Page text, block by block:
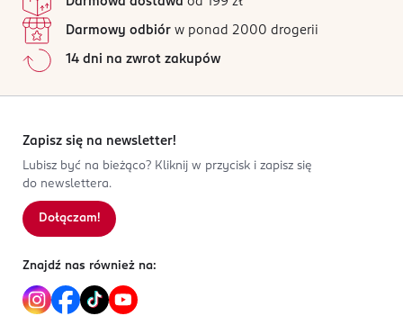
5 907549 268425
Darmowy odbiór w ponad 2000 drogerii
14 dni na zwrot zakupów
Zapisz się na newsletter!
Lubisz być na bieżąco? Kliknij w przycisk i zapisz się
do newslettera.
Dołączam!
Znajdź nas również na: